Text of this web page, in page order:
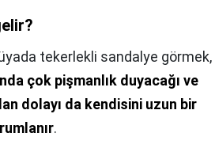
tekerlekli sandalye görmek,
çok pişmanlık duyacağı ve
dolayı da kendisini uzun bir
.